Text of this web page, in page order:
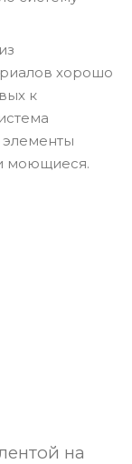
хорошо
к
моющиеся.
на